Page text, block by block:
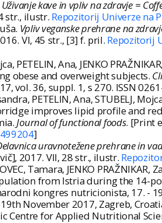
Uživanje kave in vpliv na zdravje =
str., ilustr. Repozitorij Univerze na
Vpliv veganske prehrane na
VI, 45 str., [3] f. pril. Repozitorij
PETELIN, Ana, JENKO
obese and overweight subjects.
vol. 36, suppl. 1, s 270. ISSN
PETELIN, Ana, STUBELJ,
improves lipid profile and
Journal of functional foods. [Print
]
uravnotežene prehrane in
2017. VII, 28 str., ilustr.
Tamara, JENKO
from Istria during the 14-
kongres nutricionista, 17. -
November 2017, Zagreb,
Centre for Applied Nutritional